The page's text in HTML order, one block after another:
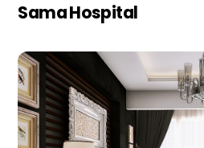
Sama Hospital